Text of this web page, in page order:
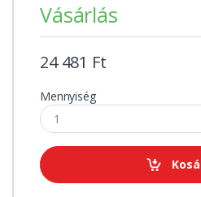
Vásárlás
24 481 Ft
Mennyiség